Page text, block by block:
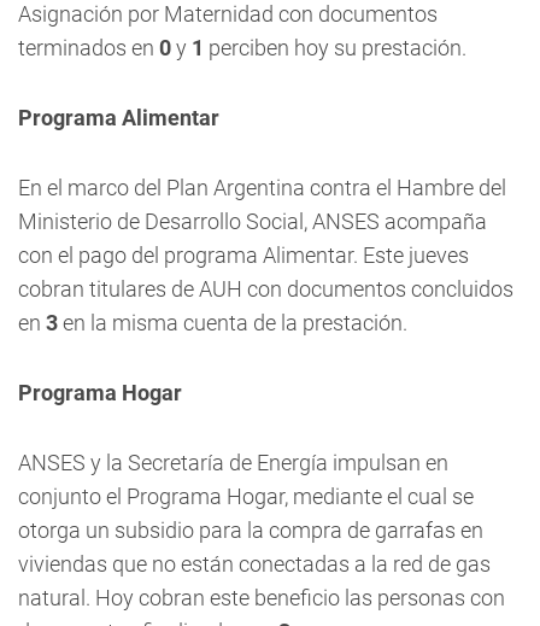
Asignación por Maternidad con documentos
terminados en 0y 1 perciben hoy su prestación.
Programa Alimentar
En el marco del Plan Argentina contra el Hambre del
Ministerio de Desarrollo Social, ANSES acompaña
con el pago del programa Alimentar. Este jueves
cobran titulares de AUH con documentos concluidos
en 3en la misma cuenta de la prestación.
Programa Hogar
ANSES y la Secretaría de Energía impulsan en
conjunto el Programa Hogar, mediante el cual se
otorga un subsidio para la compra de garrafas en
viviendas que no están conectadas a la red de gas
natural. Hoy cobran este beneficio las personas con